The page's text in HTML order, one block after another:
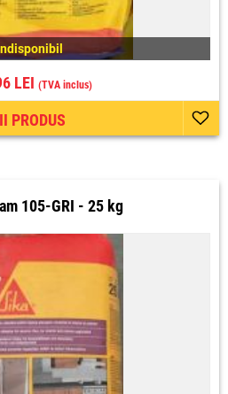
LEI (TVA inclus)
PRODUS
105-GRI - 25 kg